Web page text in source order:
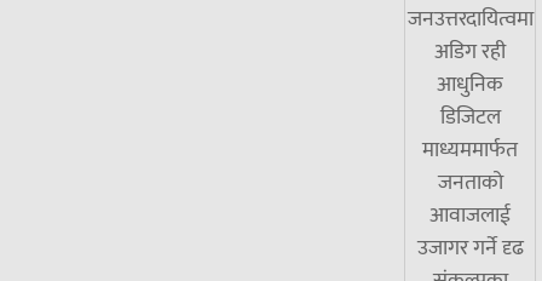
जनउत्तरदायित्वमा
अडिग रही
आधुनिक
डिजिटल
माध्यममार्फत
जनताको
आवाजलाई
उजागर गर्ने दृढ